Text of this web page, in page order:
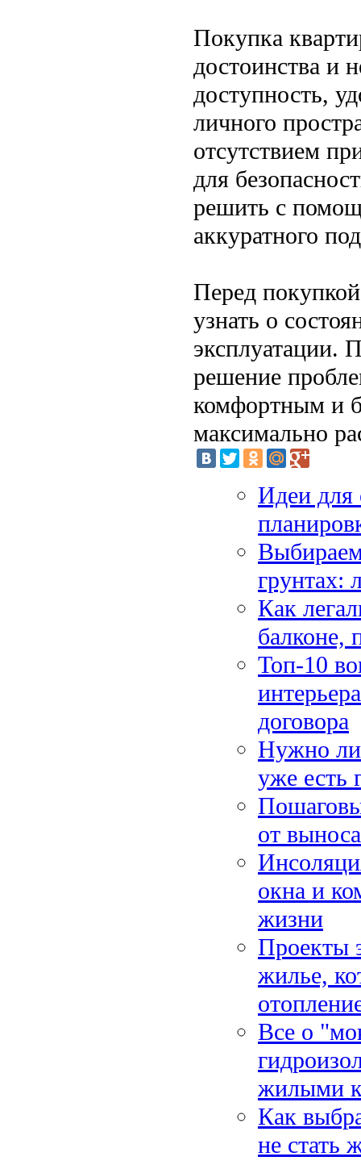
Покупка
достоинства и
доступность,
личного
отсутствием
для
решить с
аккуратного
Перед
узнать о
эксплуатации.
решение
комфортным и
максимально
Идеи для
грунтах:
Как
балконе,
Топ-10
договора
Нужно ли
уже есть
от
окна и
жизни
Проекты
жилье,
Все о
жилыми
Как
не стать